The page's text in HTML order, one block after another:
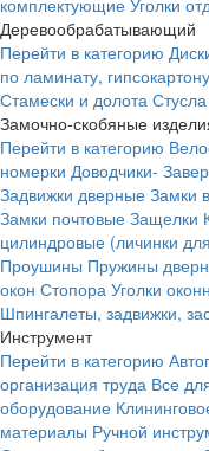
комплектующие Уголки
Деревообрабатывающий
Перейти в категорию
по ламинату, гипсокартону
Стамески и долота Стусла
Замочно-скобяные
Перейти в категорию
номерки Доводчики-
Задвижки дверные Замки
Замки почтовые Защелки
цилиндровые (личинки
Проушины Пружины
окон Стопора Уголки
Шпингалеты, задвижки,
Инструмент
Перейти в категорию
организация труда Все
оборудование
материалы Ручной